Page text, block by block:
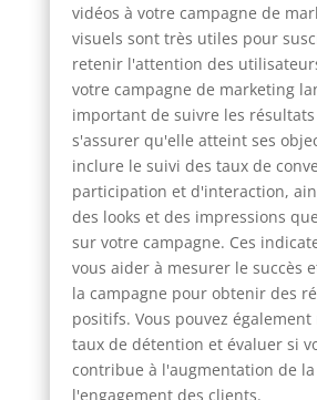
vidéos à votre campagne de
visuels sont très utiles pour
retenir l'attention des
votre campagne de marketing
important de suivre les
s'assurer qu'elle atteint ses
inclure le suivi des taux de
participation et d'interaction,
des looks et des impressions
sur votre campagne. Ces
vous aider à mesurer le succès
la campagne pour obtenir des
positifs. Vous pouvez
taux de détention et évaluer si
contribue à l'augmentation de
l'engagement des clients.